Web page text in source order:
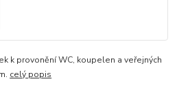
k provonění WC, koupelen a veřejných
celý popis